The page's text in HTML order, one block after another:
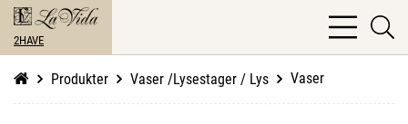
2HAVE
bars
light
Produkter Vaser /Lysestager / Lys Vaser